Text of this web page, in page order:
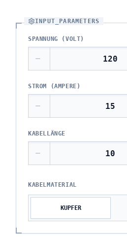
INPUT_PARAMETERS
SPANNUNG (VOLT)
STROM (AMPERE)
KABELLÄNGE
KABELMATERIAL
KUPFER